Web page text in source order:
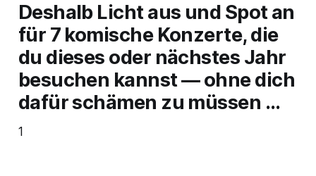
Deshalb Licht aus und Spot an
für 7 komische Konzerte, die
du dieses oder nächstes Jahr
besuchen kannst — ohne dich
dafür schämen zu müssen …
1